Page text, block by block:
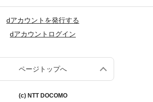
dアカウントを発行する
dアカウントログイン
ページトップへ
(c) NTT DOCOMO